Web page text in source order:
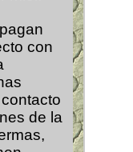
con
de la